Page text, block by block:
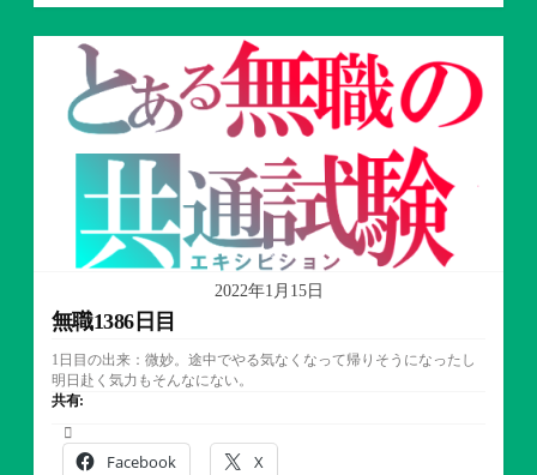
リ
ー
2022年1月15日
無職1386日目
1日目の出来：微妙。途中でやる気なくなって帰りそうになったし
明日赴く気力もそんなにない。
共有:
Facebook X